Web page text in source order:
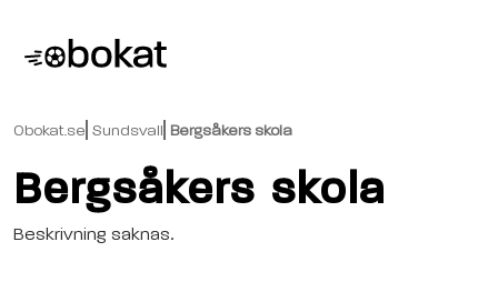
Obokat.se Sundsvall Bergsåkers skola
Bergsåkers skola
Beskrivning saknas.